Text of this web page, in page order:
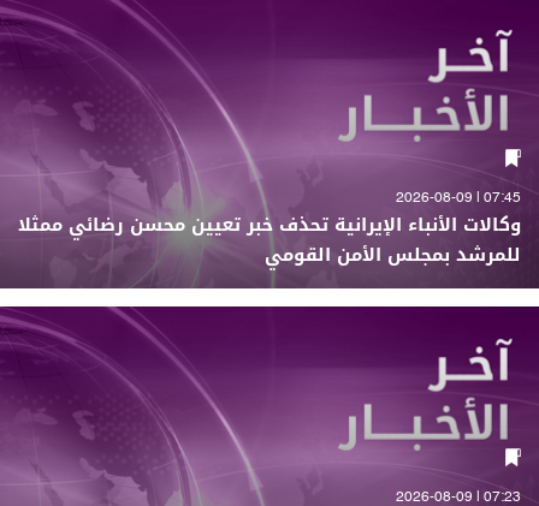
07:45 | 2026-08-09
وكالات الأنباء الإيرانية تحذف خبر تعيين محسن رضائي ممثلا
للمرشد بمجلس الأمن القومي
07:23 | 2026-08-09